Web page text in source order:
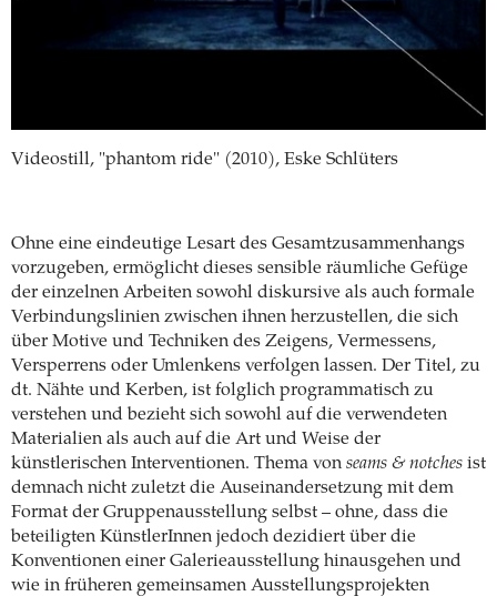
Videostill, "phantom ride" (2010), Eske Schlüters
Ohne eine eindeutige Lesart des Gesamtzusammenhangs
vorzugeben, ermöglicht dieses sensible räumliche Gefüge
der einzelnen Arbeiten sowohl diskursive als auch formale
Verbindungslinien zwischen ihnen herzustellen, die sich
über Motive und Techniken des Zeigens, Vermessens,
Versperrens oder Umlenkens verfolgen lassen. Der Titel, zu
dt. Nähte und Kerben, ist folglich programmatisch zu
verstehen und bezieht sich sowohl auf die verwendeten
Materialien als auch auf die Art und Weise der
künstlerischen Interventionen. Thema von seams & notches ist
demnach nicht zuletzt die Auseinandersetzung mit dem
Format der Gruppenausstellung selbst – ohne, dass die
beteiligten KünstlerInnen jedoch dezidiert über die
Konventionen einer Galerieausstellung hinausgehen und
wie in früheren gemeinsamen Ausstellungsprojekten